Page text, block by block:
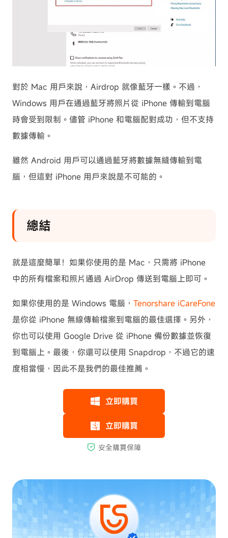
對於 Mac 用戶來說，Airdrop 就像藍牙一樣。不過，
Windows 用戶在通過藍牙將照片從 iPhone 傳輸到電腦
時會受到限制。儘管 iPhone 和電腦配對成功，但不支持
數據傳輸。
雖然 Android 用戶可以通過藍牙將數據無縫傳輸到電
腦，但這對 iPhone 用戶來說是不可能的。
總結
就是這麼簡單！如果你使用的是 Mac，只需將 iPhone
中的所有檔案和照片通過 AirDrop 傳送到電腦上即可。
如果你使用的是 Windows 電腦， Tenorshare iCareFone
是你從 iPhone 無線傳輸檔案到電腦的最佳選擇。另外，
你也可以使用 Google Drive 從 iPhone 備份數據並恢復
到電腦上。最後，你還可以使用 Snapdrop，不過它的速
度相當慢，因此不是我們的最佳推薦。